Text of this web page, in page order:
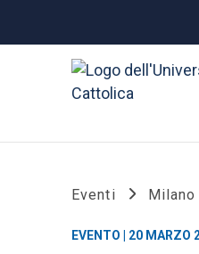
Eventi Milano
EVENTO | 20 MARZO